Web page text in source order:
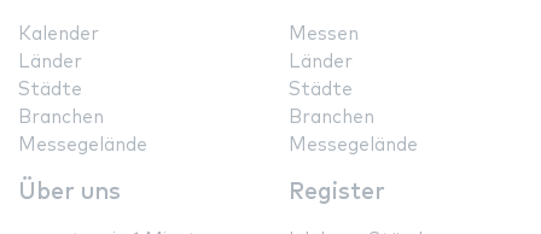
Kalender
Länder
Städte
Branchen
Messegelände
Messen
Länder
Städte
Branchen
Messegelände
Über uns Register